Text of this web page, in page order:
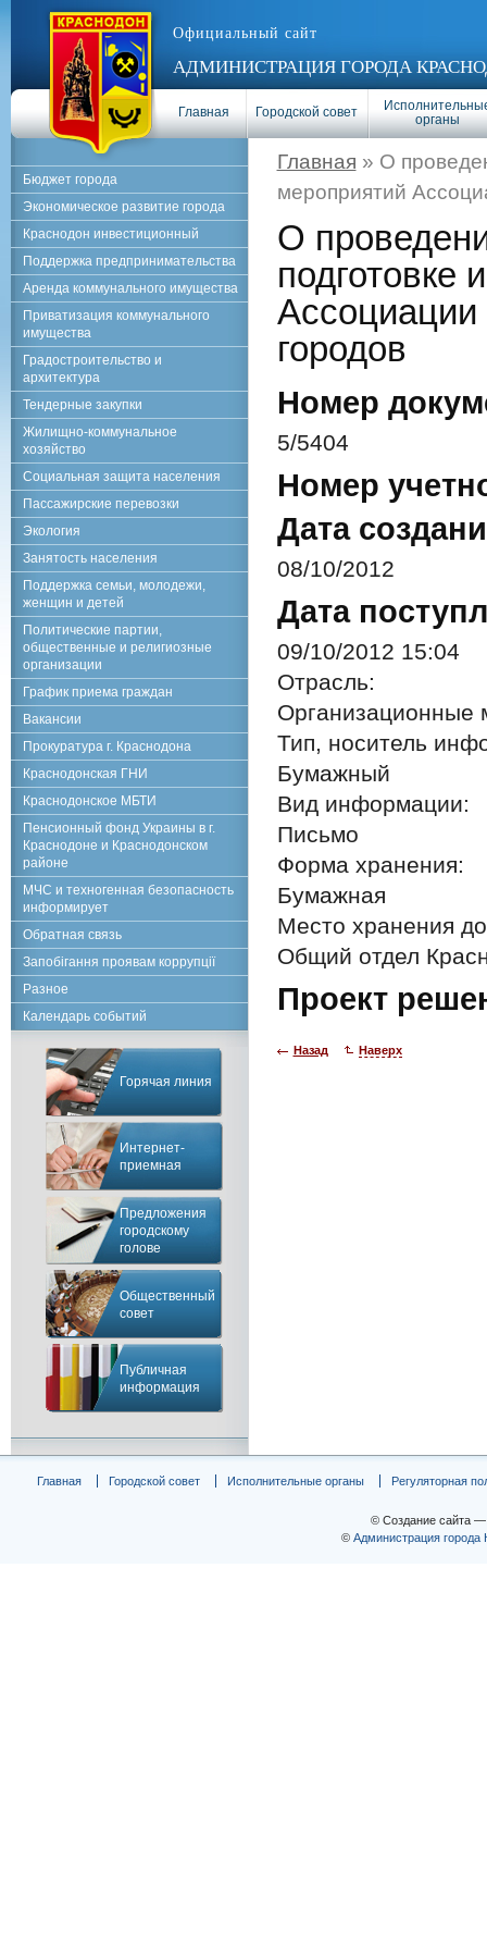
Официальный сайт
АДМИНИСТРАЦИЯ ГОРОДА
Главная Городской совет
органы
Главная » О
мероприятий
О
подготовке
Ассоциации
городов
Номер
5/5404
Номер
Дата
08/10/2012
Дата
09/10/2012 15:04
Отрасль:
Организационные
Тип, носитель
Бумажный
Вид информации:
Письмо
Форма хранения:
Бумажная
Место хранения
Общий отдел
Проект
Назад Наверх
Бюджет города
Экономическое развитие города
Краснодон инвестиционный
Поддержка предпринимательства
Аренда коммунального имущества
Приватизация коммунального
имущества
Градостроительство и
архитектура
Тендерные закупки
Жилищно-коммунальное
хозяйство
Социальная защита населения
Пассажирские перевозки
Экология
Занятость населения
Поддержка семьи, молодежи,
женщин и детей
Политические партии,
общественные и религиозные
организации
График приема граждан
Вакансии
Прокуратура г. Краснодона
Краснодонская ГНИ
Краснодонское МБТИ
Пенсионный фонд Украины в г.
Краснодоне и Краснодонском
районе
МЧС и техногенная безопасность
информирует
Обратная связь
Запобігання проявам коррупції
Разное
Календарь событий
Горячая линия
Интернет-
приемная
Предложения
городскому
голове
Общественный
совет
Публичная
информация
Главная Городской совет Исполнительные органы Регуляторная
© Создание сайта
© Администрация города